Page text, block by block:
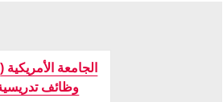
وظائف